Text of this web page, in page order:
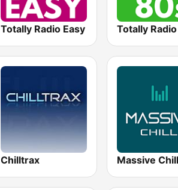
Totally Radio Easy Totally
Chilltrax Massive Chill